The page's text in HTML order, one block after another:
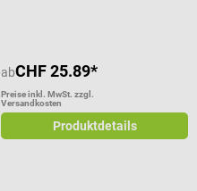
abCHF 25.89*
Preise inkl. MwSt. zzgl.
Versandkosten
Produktdetails